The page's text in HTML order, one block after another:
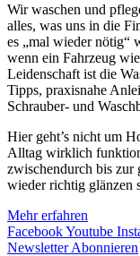
Wir waschen und
alles, was uns in die
es „mal wieder nötig“
wenn ein Fahrzeug
Leidenschaft ist die
Tipps, praxisnahe
Schrauber- und
Hier geht’s nicht um
Alltag wirklich
zwischendurch bis zur
wieder richtig glänzen
Mehr erfahren
FacebookYoutube
Newsletter Abonnieren